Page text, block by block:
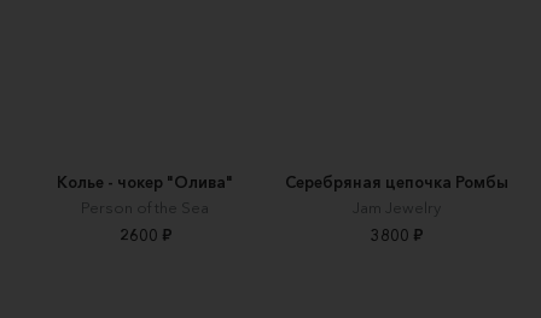
Колье - чокер "Олива"
Person of the Sea
2600 ₽
Серебряная цепочка Ромбы
Jam Jewelry
3800 ₽